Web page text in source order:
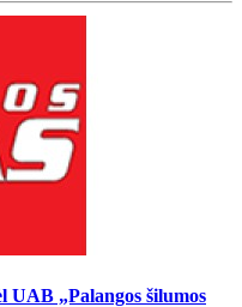
UAB „Palangos šilumos